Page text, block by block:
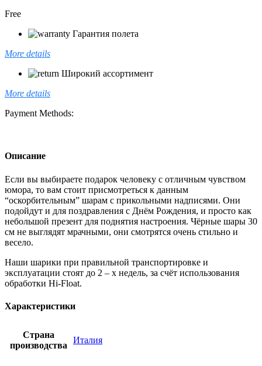
Free
Гарантия полета
More details
Широкий ассортимент
More details
Payment Methods:
Описание
Если вы выбираете подарок человеку с отличным чувством
юмора, то вам стоит присмотреться к данным
“оскорбительным” шарам с прикольными надписями. Они
подойдут и для поздравления с Днём Рождения, и просто как
небольшой презент для поднятия настроения. Чёрные шары 30
см не выглядят мрачными, они смотрятся очень стильно и
весело.
Наши шарики при правильной транспортировке и
эксплуатации стоят до 2 – х недель, за счёт использования
обработки Hi-Float.
Характеристики
Страна
производства
Италия